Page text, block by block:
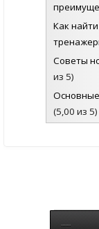
Как
Советы
из 5)
(5,00 из 5)